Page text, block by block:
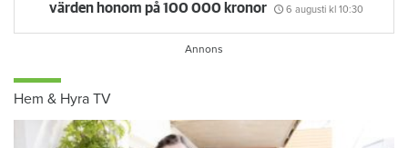
värden honom på 100 000 kronor
6 augusti kl 10:30
Hem & Hyra TV